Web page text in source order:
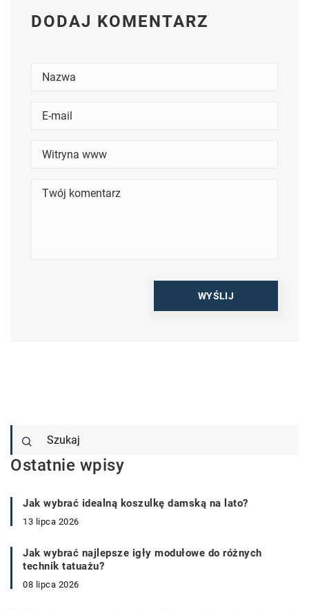
DODAJ KOMENTARZ
Ostatnie wpisy
Jak wybrać idealną koszulkę damską na lato?
13 lipca 2026
Jak wybrać najlepsze igły modułowe do różnych
technik tatuażu?
08 lipca 2026